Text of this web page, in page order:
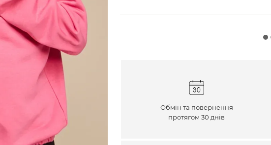
Обмін та повернення
протягом 30 днів